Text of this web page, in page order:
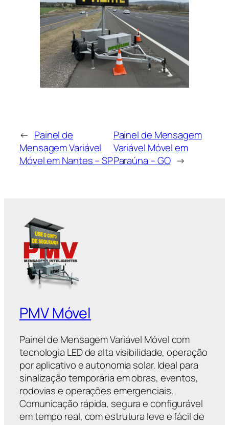
← Painel de
Mensagem Variável
Móvel em Nantes – SP
Painel de Mensagem
Variável Móvel em
Paraúna – GO →
PMV Móvel
Painel de Mensagem Variável Móvel com
tecnologia LED de alta visibilidade, operação
por aplicativo e autonomia solar. Ideal para
sinalização temporária em obras, eventos,
rodovias e operações emergenciais.
Comunicação rápida, segura e configurável
em tempo real, com estrutura leve e fácil de